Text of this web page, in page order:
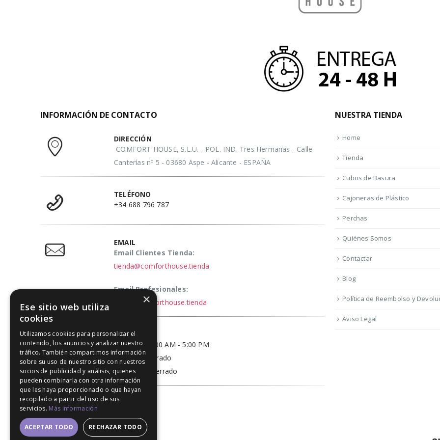
INFORMACIÓN DE CONTACTO
DIRECCIÓN
COMFORT HOUSE, S.L.U. - POL. IND. Tres Hermanas - Calle
Canterías nº 5 - 03680 Aspe - Alicante - ESPAÑA
TELÉFONO
+34 688 796 787
EMAIL
Email Clientes Tienda:
tienda@comforthouse.tienda
Email Profesionales:
elena@comforthouse.tienda
HORARIO
Lun - Vie / 9:00 AM - 5:00 PM
Sábado - Cerrado
Domingo - Cerrado
NUESTRA TIENDA
Home
Tienda
Cubos de Basura
Cajoneras de Plástico
Perchas
Quiénes Somos
Contactar
Blog
Política de Reembolso y
Aviso Legal
×
Ese sitio web utiliza
cookies
Utilizamos cookies para personalizar el
contenido, los anuncios y analizar nuestro
tráfico. También compartimos información
sobre su uso de nuestro sitio con nuestros
socios de publicidad y análisis, quienes
pueden combinarla con otra información
que les haya proporcionado o que hayan
recopilado a partir del uso de sus
servicios. Más información
ACEPTAR TODO RECHAZAR TODO